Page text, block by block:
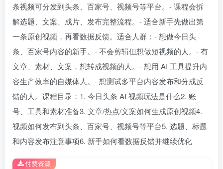
条视频可分发到头条、百家号、视频号等平台。- 课程会拆
解选题、文案、成片、发布完整流程。- 适合新手先做出第
一条原创视频，再看数据反馈。适合人群：- 想做今日头
条、百家号内容的新手。- 不会剪辑但想做短视频的人。- 有
文章、素材、文案，想转成视频的人。- 想用 AI 工具提升内
容生产效率的自媒体人。- 想测试多平台内容发布和分成反
馈的人。课程目录：1. 今日头条 AI 视频玩法是什么2. 账
号、工具和素材准备3. 文章/热点/文案如何生成原创视频4.
视频如何发布到头条、百家号、视频号等平台5. 选题、标题
和内容发布注意事项6. 新手如何看数据反馈并继续优化
付费资源